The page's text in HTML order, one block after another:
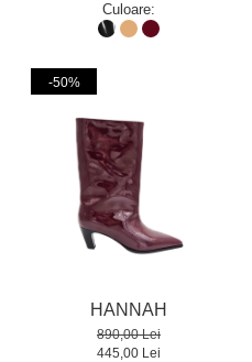
Culoare:
-50%
HANNAH
890,00 Lei
445,00 Lei